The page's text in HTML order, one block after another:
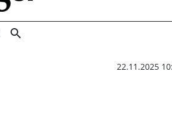
search
22.11.2025